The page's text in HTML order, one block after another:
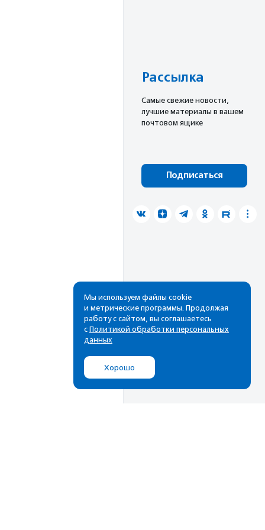
Рассылка
Cамые свежие новости,
лучшие материалы в вашем
почтовом ящике
Подписаться
Мы используем файлы cookie
и метрические программы. Продолжая
работу с сайтом, вы соглашаетесь
с Политикой обработки персональных
данных
Хорошо